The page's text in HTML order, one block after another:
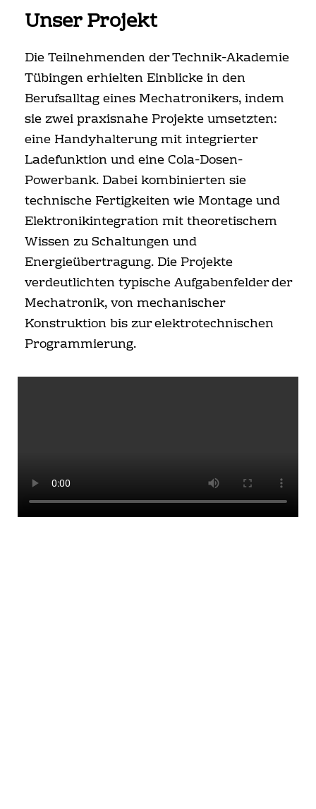
Unser Projekt
Die Teilnehmenden der Technik-Akademie
Tübingen erhielten Einblicke in den
Berufsalltag eines Mechatronikers, indem
sie zwei praxisnahe Projekte umsetzten:
eine Handyhalterung mit integrierter
Ladefunktion und eine Cola-Dosen-
Powerbank. Dabei kombinierten sie
technische Fertigkeiten wie Montage und
Elektronikintegration mit theoretischem
Wissen zu Schaltungen und
Energieübertragung. Die Projekte
verdeutlichten typische Aufgabenfelder der
Mechatronik, von mechanischer
Konstruktion bis zur elektrotechnischen
Programmierung.